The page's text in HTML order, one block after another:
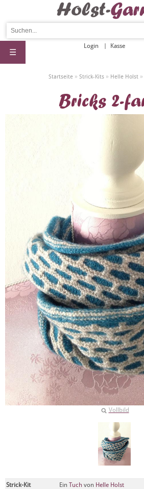
Login Kasse
☰
Startseite» Strick-Kits» Helle Holst»
Bricks 2-
Vollbild
Strick-Kit Ein Tuch von Helle Holst